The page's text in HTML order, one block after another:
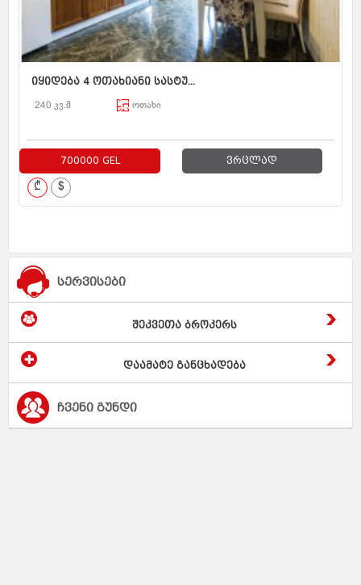
იყიდება 4 ოთახიანი სასტუ...
240 კვ.მ ოთახი
700000 GEL ვრცლად
₾ $
სერვისები
შეკვეთა ბროკერს
დაამატე განცხადება
ჩვენი გუნდი